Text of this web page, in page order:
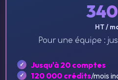
340
HT /
Pour une équipe :
Jusqu'à 20 comptes
120 000 crédits/mois